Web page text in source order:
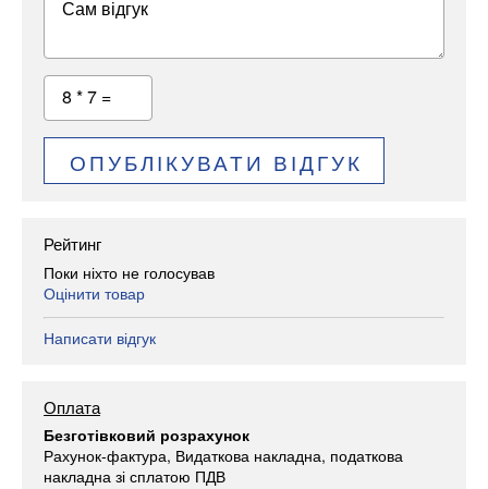
Сам відгук
8 * 7 =
ОПУБЛІКУВАТИ ВІДГУК
Рейтинг
Поки ніхто не голосував
Оцінити товар
Написати відгук
Оплата
Безготівковий розрахунок
Рахунок-фактура, Видаткова накладна, податкова
накладна зі сплатою ПДВ